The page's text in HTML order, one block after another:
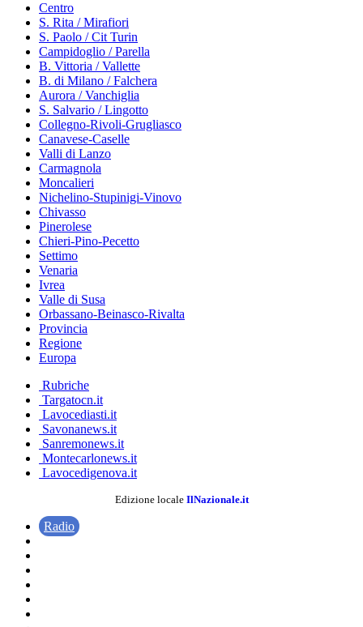
Centro
S. Rita / Mirafiori
S. Paolo / Cit Turin
Campidoglio / Parella
B. Vittoria / Vallette
B. di Milano / Falchera
Aurora / Vanchiglia
S. Salvario / Lingotto
Collegno-Rivoli-Grugliasco
Canavese-Caselle
Valli di Lanzo
Carmagnola
Moncalieri
Nichelino-Stupinigi-Vinovo
Chivasso
Pinerolese
Chieri-Pino-Pecetto
Settimo
Venaria
Ivrea
Valle di Susa
Orbassano-Beinasco-Rivalta
Provincia
Regione
Europa
Rubriche
Targatocn.it
Lavocediasti.it
Savonanews.it
Sanremonews.it
Montecarlonews.it
Lavocedigenova.it
Edizione locale IlNazionale.it
Radio